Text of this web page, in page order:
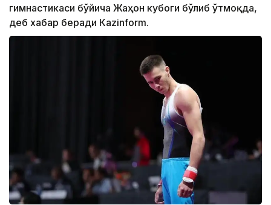
гимнастикаси бўйича Жаҳон кубоги бўлиб ўтмоқда,
деб хабар беради Кazinform.